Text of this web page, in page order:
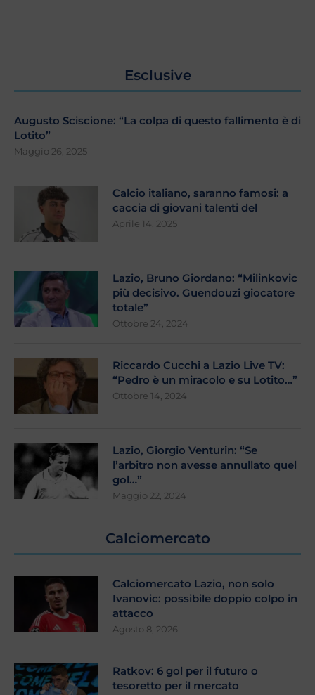
Esclusive
Augusto Sciscione: “La colpa di questo fallimento è di
Lotito”
Maggio 26, 2025
Calcio italiano, saranno famosi: a
caccia di giovani talenti del
Aprile 14, 2025
Lazio, Bruno Giordano: “Milinkovic
più decisivo. Guendouzi giocatore
totale”
Ottobre 24, 2024
Riccardo Cucchi a Lazio Live TV:
“Pedro è un miracolo e su Lotito…”
Ottobre 14, 2024
Lazio, Giorgio Venturin: “Se
l’arbitro non avesse annullato quel
gol…”
Maggio 22, 2024
Calciomercato
Calciomercato Lazio, non solo
Ivanovic: possibile doppio colpo in
attacco
Agosto 8, 2026
Ratkov: 6 gol per il futuro o
tesoretto per il mercato